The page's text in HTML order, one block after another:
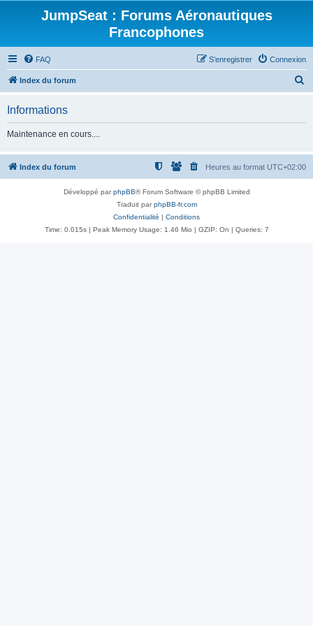
JumpSeat : Forums Aéronautiques
Francophones
FAQ Connexion
S’enregistrer
Index du forum
r
c
Informations
Maintenance en cours....
Index du forum Heures au format UTC+02:00
Développé parphpBB® Forum Software © phpBB Limited
Traduit parphpBB-fr.com
Confidentialité | Conditions
Time: 0.015s| Peak Memory Usage: 1.46 Mio | GZIP: On | Queries: 7